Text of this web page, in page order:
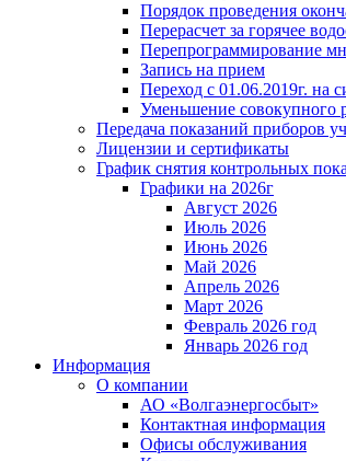
Порядок проведения
Перерасчет за горячее
Перепрограммирование
Запись на прием
Переход с 01.06.2019г. на
Уменьшение совокупного
Передача показаний приборов
Лицензии и сертификаты
График снятия контрольных
Графики на 2026г
Август 2026
Июль 2026
Июнь 2026
Май 2026
Апрель 2026
Март 2026
Февраль 2026 год
Январь 2026 год
Информация
О компании
АО «Волгаэнергосбыт»
Контактная информация
Офисы обслуживания